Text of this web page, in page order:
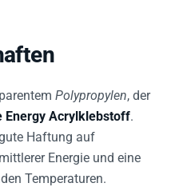
Polypropylen, der
Energy Acrylklebstoff.
Haftung auf
Energie und eine
Temperaturen.